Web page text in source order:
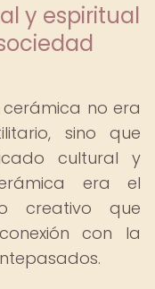
y espiritual
no era
sino que
cultural y
era el
creativo que
con la